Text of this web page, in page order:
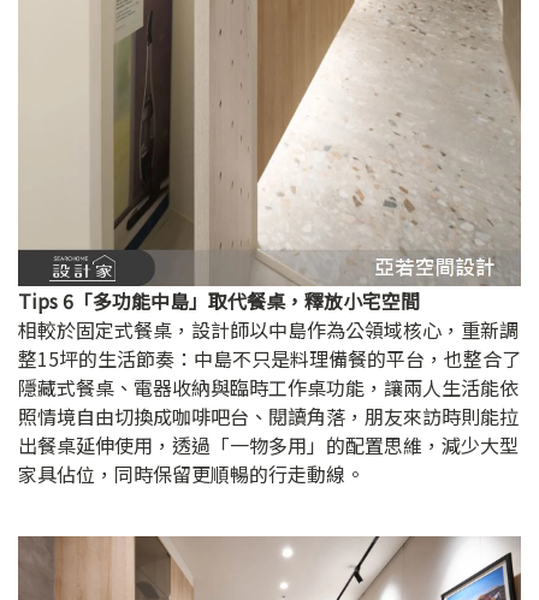
Tips 6「多功能中島」取代餐桌，釋放小宅空間
相較於固定式餐桌，設計師以中島作為公領域核心，重新調
整15坪的生活節奏：中島不只是料理備餐的平台，也整合了
隱藏式餐桌、電器收納與臨時工作桌功能，讓兩人生活能依
照情境自由切換成咖啡吧台、閱讀角落，朋友來訪時則能拉
出餐桌延伸使用，透過「一物多用」的配置思維，減少大型
家具佔位，同時保留更順暢的行走動線。